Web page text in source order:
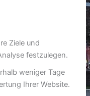
Ziele und
festzulegen.
weniger Tage
Ihrer Website.